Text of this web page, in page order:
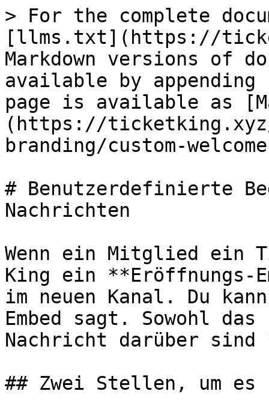
> For the complete
[llms.txt](https://
Markdown versions of
available by
page is available as
(https://ticketking.xyz/
branding/custom-
# Benutzerdefinierte
Nachrichten
Wenn ein Mitglied ein
King ein **Eröffnungs-
im neuen Kanal. Du
Embed sagt. Sowohl
Nachricht darüber
## Zwei Stellen, um